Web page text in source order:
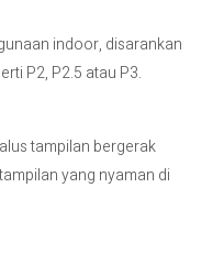
indoor, disarankan
P2, P2.5 atau P3.
tampilan bergerak
yang nyaman di